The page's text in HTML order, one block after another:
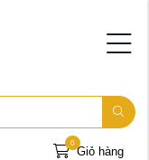
Giỏ hàng
0